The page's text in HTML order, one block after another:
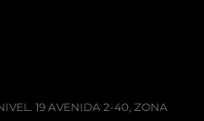
19 AVENIDA 2-40, ZONA